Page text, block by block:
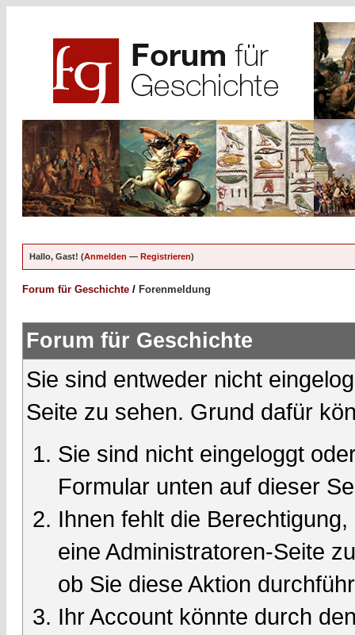
Hallo, Gast! (Anmelden — Registrieren)
Forum für Geschichte / Forenmeldung
Forum für Geschichte
Sie sind entweder nicht
Seite zu sehen. Grund dafür
Sie sind nicht eingeloggt
Formular unten auf dieser
Ihnen fehlt die
eine Administratoren-Seite
ob Sie diese Aktion
Ihr Account könnte durch